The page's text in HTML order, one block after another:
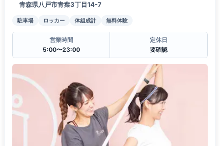
青森県八戸市青葉3丁目14-7
駐車場 ロッカー 体組成計 無料体験
営業時間
5:00〜23:00
定休日
要確認